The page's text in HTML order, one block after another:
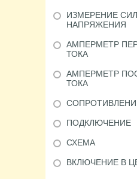
ИЗМЕРЕНИЕ
НАПРЯЖЕНИЯ
АМПЕРМЕТР
ТОКА
АМПЕРМЕТР
ТОКА
ПОДКЛЮЧЕНИЕ
СХЕМА
ВКЛЮЧЕНИЕ В